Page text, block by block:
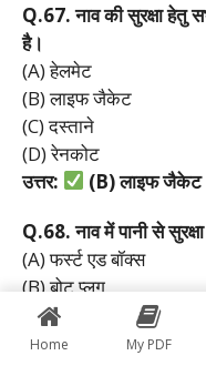
Q.67.नावकीसुरक्षाहेतु
है।
(A) हेलमेट
(B) लाइफ जैकेट
(C) दस्ताने
(D) रेनकोट
उत्तर:
(B)लाइफजैकेट
Q.68.नावमेंपानीसे
(A) फर्स्ट एड बॉक्स
(B) बोट प्लग
(C) रस्सी
(D) पाल
Home My PDF